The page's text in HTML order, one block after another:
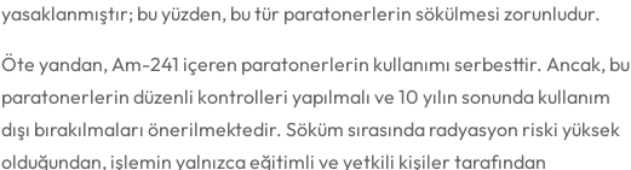
yasaklanmıştır; bu yüzden, bu tür paratonerlerin sökülmesi zorunludur.
Öte yandan, Am-241 içeren paratonerlerin kullanımı serbesttir. Ancak, bu
paratonerlerin düzenli kontrolleri yapılmalı ve 10 yılın sonunda kullanım
dışı bırakılmaları önerilmektedir. Söküm sırasında radyasyon riski yüksek
olduğundan, işlemin yalnızca eğitimli ve yetkili kişiler tarafından